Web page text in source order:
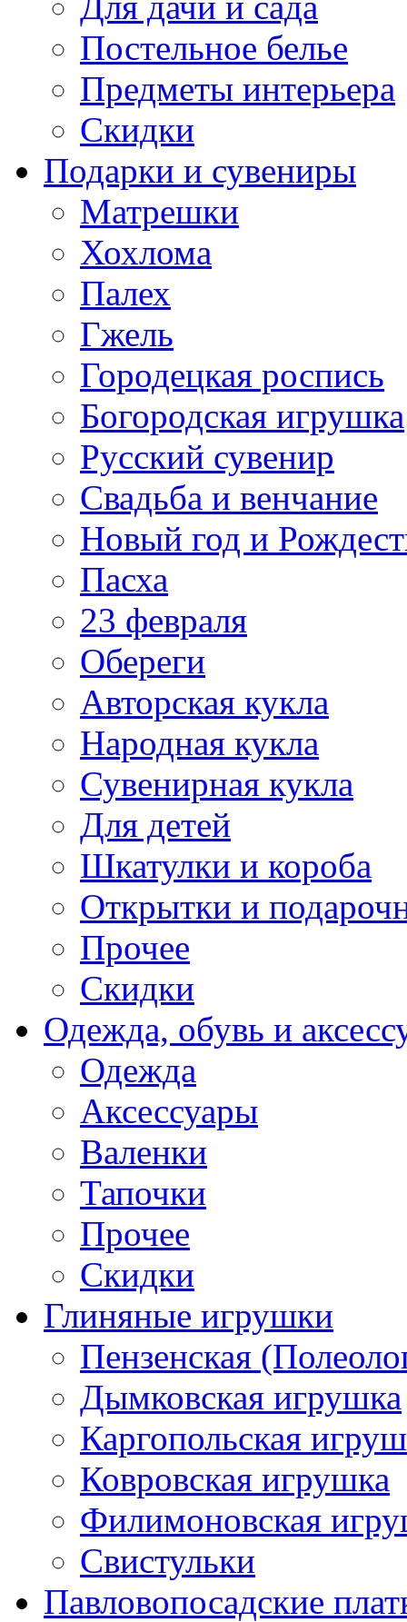
Постельное белье
Предметы интерьера
Скидки
Подарки и сувениры
Матрешки
Хохлома
Палех
Гжель
Городецкая роспись
Богородская игрушка
Русский сувенир
Свадьба и венчание
Новый год и
Пасха
23 февраля
Обереги
Авторская кукла
Народная кукла
Сувенирная кукла
Для детей
Шкатулки и короба
Открытки и
Прочее
Скидки
Одежда, обувь и
Одежда
Аксессуары
Валенки
Тапочки
Прочее
Скидки
Глиняные игрушки
Пензенская
Дымковская игрушка
Каргопольская
Ковровская игрушка
Филимоновская
Свистульки
Павловопосадские